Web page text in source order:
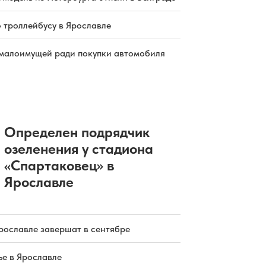
троллейбусу в Ярославле
ради покупки автомобиля
Определен подрядчик
озеленения у стадиона
«Спартаковец» в
Ярославле
завершат в сентябре
в Ярославле